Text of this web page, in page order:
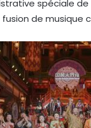
spéciale
de musique